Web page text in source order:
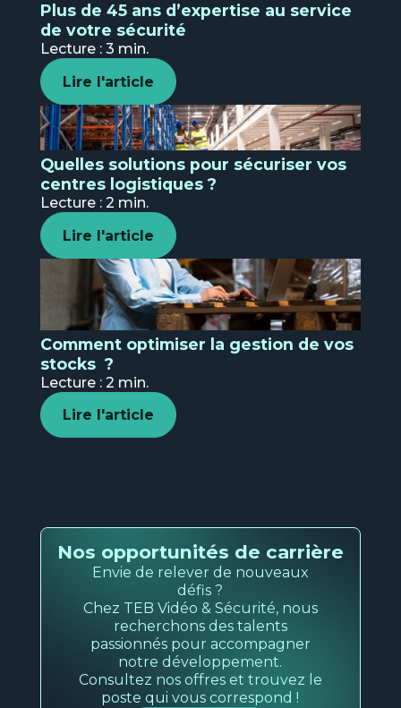
Plus de 45 ans d’expertise au service
de votre sécurité
Lecture : 3 min.
Lire l'article
Quelles solutions pour sécuriser vos
centres logistiques ?
Lecture : 2 min.
Lire l'article
Comment optimiser la gestion de vos
stocks ?
Lecture : 2 min.
Lire l'article
Nos opportunités de carrière
Envie de relever de nouveaux
défis ?
Chez TEB Vidéo & Sécurité, nous
recherchons des talents
passionnés pour accompagner
notre développement.
Consultez nos offres et trouvez le
poste qui vous correspond !